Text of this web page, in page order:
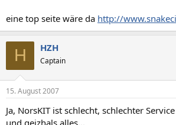
eine top seite wäre da http://
H HZH
Captain
15. August 2007
Ja, NorsKIT ist schlecht, schlechter
und geizhals alles...